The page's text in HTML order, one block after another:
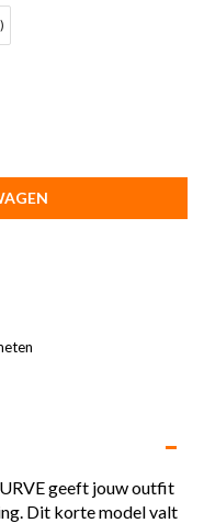
geeft jouw outfit
Dit korte model valt